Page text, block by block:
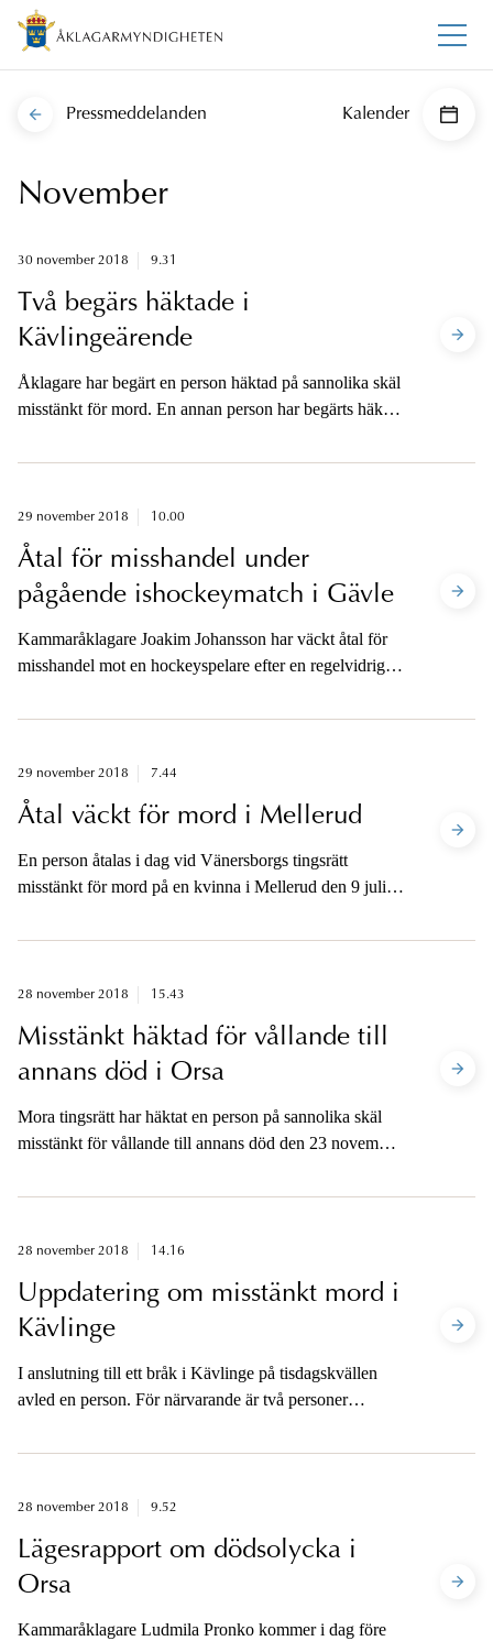
Pressmeddelanden Kalender
November
30 november 2018 9.31
Två begärs häktade i
Kävlingeärende
Åklagare har begärt en person häktad på sannolika skäl
misstänkt för mord. En annan person har begärts häktad
29 november 2018 10.00
Åtal för misshandel under
pågående ishockeymatch i Gävle
Kammaråklagare Joakim Johansson har väckt åtal för
misshandel mot en hockeyspelare efter en regelvidrig
2017. Gärningen skedde under pågående
mellan Brynäs och Adler Mannheim i Gavlerinken
Arena, Gävle. Den åtalade spelade för Adler
Mannheim.
29 november 2018 7.44
Åtal väckt för mord i Mellerud
En person åtalas i dag vid Vänersborgs tingsrätt
misstänkt för mord på en kvinna i Mellerud den 9 juli
28 november 2018 15.43
Misstänkt häktad för vållande till
annans död i Orsa
Mora tingsrätt har häktat en person på sannolika skäl
misstänkt för vållande till annans död den 23 november
28 november 2018 14.16
Uppdatering om misstänkt mord i
Kävlinge
I anslutning till ett bråk i Kävlinge på tisdagskvällen
avled en person. För närvarande är två personer
28 november 2018 9.52
Lägesrapport om dödsolycka i
Orsa
Kammaråklagare Ludmila Pronko kommer i dag före